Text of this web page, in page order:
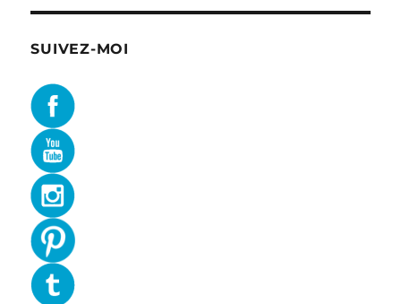
SUIVEZ-MOI